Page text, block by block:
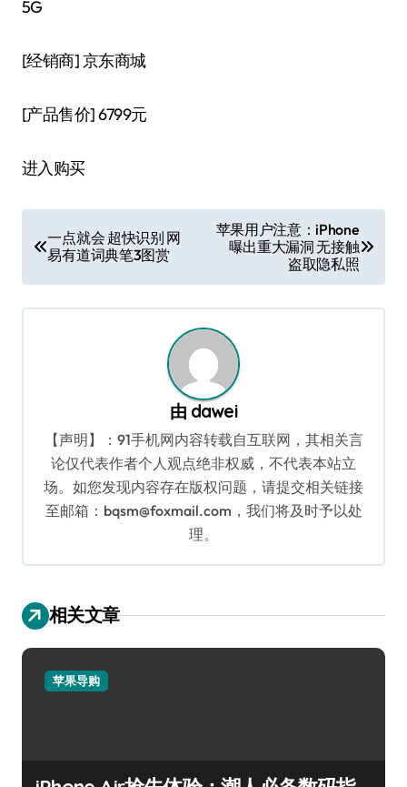
5G
[经销商]京东商城
[产品售价]6799元
进入购买
章
导
航
一点就会 超快识别 网
易有道词典笔3图赏
苹果用户注意：iPhone
曝出重大漏洞 无接触
盗取隐私照
由 dawei
【声明】：91手机网内容转载自互联网，其相关言
论仅代表作者个人观点绝非权威，不代表本站立
场。如您发现内容存在版权问题，请提交相关链接
至邮箱：bqsm@foxmail.com，我们将及时予以处
理。
相关文章
苹果导购